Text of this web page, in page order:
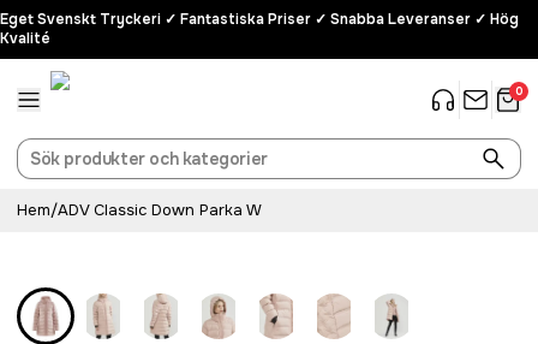
Eget Svenskt Tryckeri ✓ Fantastiska Priser ✓ Snabba Leveranser ✓ Hög
Kvalité
0
Hem/ADV Classic Down Parka W